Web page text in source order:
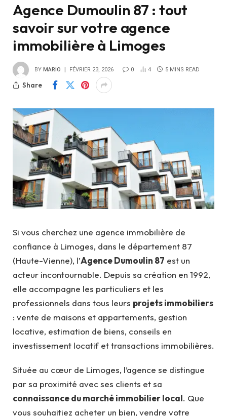
Agence Dumoulin 87 : tout
savoir sur votre agence
immobilière à Limoges
BY MARIO FÉVRIER 23, 2026 0 4 5 MINS READ
Share
Si vous cherchez une agence immobilière de
confiance à Limoges, dans le département 87
(Haute-Vienne), l’Agence Dumoulin 87 est un
acteur incontournable. Depuis sa création en 1992,
elle accompagne les particuliers et les
professionnels dans tous leurs projets immobiliers
: vente de maisons et appartements, gestion
locative, estimation de biens, conseils en
investissement locatif et transactions immobilières.
Située au cœur de Limoges, l’agence se distingue
par sa proximité avec ses clients et sa
connaissance du marché immobilier local. Que
vous souhaitiez acheter un bien, vendre votre